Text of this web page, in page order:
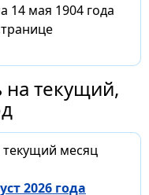
14 мая 1904 года
текущий,
месяц
2026 года